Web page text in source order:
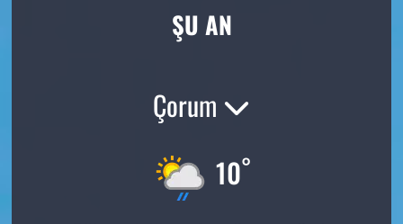
ŞU AN
Çorum
10°
Son Dakika Haberleri